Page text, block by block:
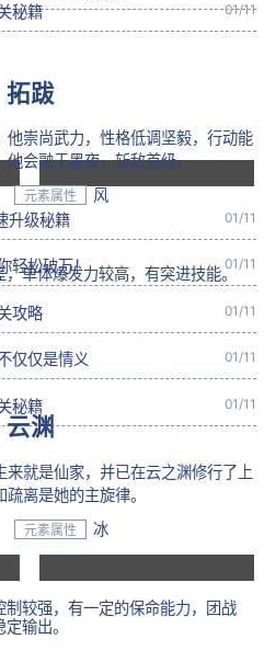
秘籍 01/11
升级秘籍 01/11
轻松破万！ 01/11
攻略 01/11
仅仅是情义 01/11
秘籍 01/11
拓跋
他崇尚武力，性格低调坚毅，行动能
他会融于黑夜，斩敌首级。
元素属性 风
，单体爆发力较高，有突进技能。
云渊
就是仙家，并已在云之渊修行了上
离是她的主旋律。
元素属性 冰
制较强，有一定的保命能力，团战
输出。